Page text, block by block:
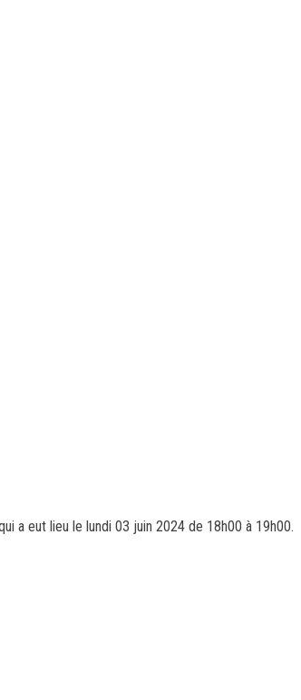
a eut lieu le lundi 03 juin 2024 de 18h00 à 19h00.